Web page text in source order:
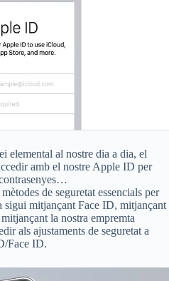
elemental al nostre dia a dia, el
amb el nostre Apple ID per
de seguretat essencials per
sigui mitjançant Face ID, mitjançant
la nostra empremta
als ajustaments de seguretat a
Face ID.